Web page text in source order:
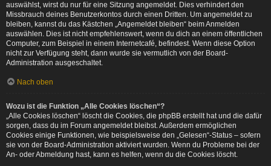
auswählst, wirst du nur für eine Sitzung angemeldet. Dies verhindert den
Missbrauch deines Benutzerkontos durch einen Dritten. Um angemeldet zu
bleiben, kannst du das Kästchen „Angemeldet bleiben“ beim Anmelden
auswählen. Dies ist nicht empfehlenswert, wenn du dich an einem öffentlichen
Computer, zum Beispiel in einem Internetcafé, befindest. Wenn diese Option
nicht zur Verfügung steht, dann wurde sie vermutlich von der Board-
Administration ausgeschaltet.
Nach oben
Wozu ist die Funktion „Alle Cookies löschen“?
„Alle Cookies löschen“ löscht die Cookies, die phpBB erstellt hat und die dafür
sorgen, dass du im Forum angemeldet bleibst. Außerdem ermöglichen
Cookies einige Funktionen, wie beispielsweise den „Gelesen“-Status – sofern
sie von der Board-Administration aktiviert wurden. Wenn du Probleme bei der
An- oder Abmeldung hast, kann es helfen, wenn du die Cookies löscht.